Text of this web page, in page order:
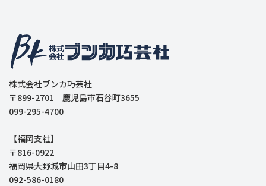
株式会社ブンカ巧芸社
〒899-2701 鹿児島市石谷町3655
099-295-4700
【福岡支社】
〒816-0922
福岡県大野城市山田3丁目4-8
092-586-0180